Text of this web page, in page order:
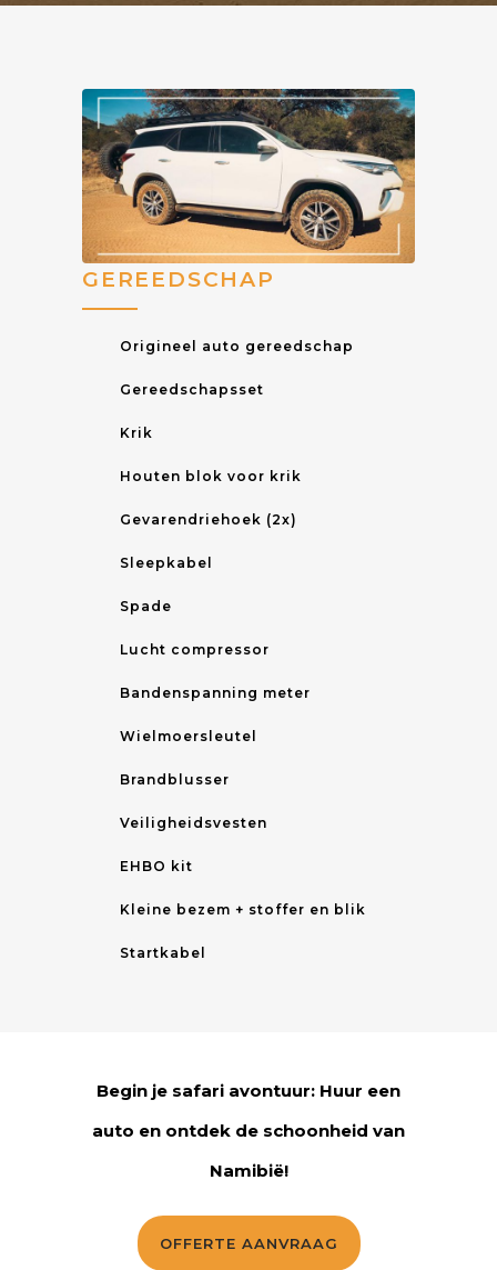
GEREEDSCHAP
Origineel auto gereedschap
Gereedschapsset
Krik
Houten blok voor krik
Gevarendriehoek (2x)
Sleepkabel
Spade
Lucht compressor
Bandenspanning meter
Wielmoersleutel
Brandblusser
Veiligheidsvesten
EHBO kit
Kleine bezem + stoffer en blik
Startkabel
Begin je safari avontuur: Huur een
auto en ontdek de schoonheid van
Namibië!
OFFERTE AANVRAAG